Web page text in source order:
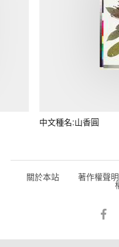
中文種名:山香圓
關於本站 著作權聲明